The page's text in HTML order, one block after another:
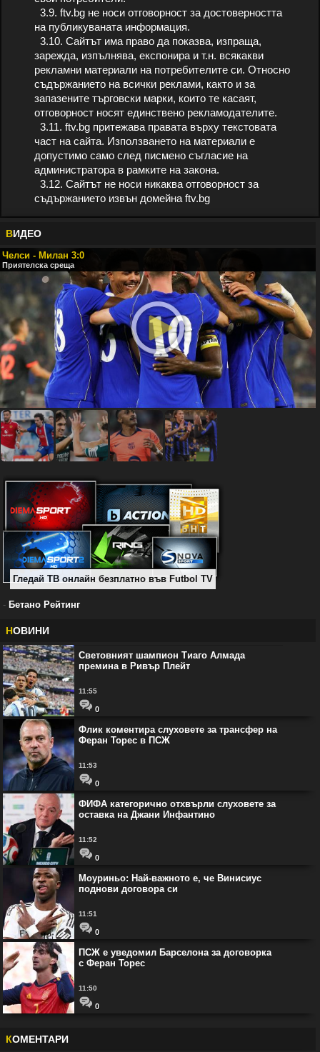
3.9. ftv.bg не носи отговорност за достоверността
на публикуваната информация.
3.10. Сайтът има право да показва, изпраща,
зарежда, изпълнява, експонира и т.н. всякакви
рекламни материали на потребителите си. Относно
съдържанието на всички реклами, както и за
запазените търговски марки, които те касаят,
отговорност носят единствено рекламодателите.
3.11. ftv.bg притежава правата върху текстовата
част на сайта. Използването на материали е
допустимо само след писмено съгласие на
администратора в рамките на закона.
3.12. Сайтът не носи никаква отговорност за
съдържанието извън домейна ftv.bg
ВИДЕО
Челси - Милан 3:0
Приятелска среща
Гледай ТВ онлайн безплатно във Futbol TV
- Бетано Рейтинг
НОВИНИ
Световният шампион Тиаго Алмада
премина в Ривър Плейт
11:55
0
Флик коментира слуховете за трансфер на
Феран Торес в ПСЖ
11:53
0
ФИФА категорично отхвърли слуховете за
оставка на Джани Инфантино
11:52
0
Моуриньо: Най-важното е, че Винисиус
поднови договора си
11:51
0
ПСЖ е уведомил Барселона за договорка
с Феран Торес
11:50
0
КОМЕНТАРИ